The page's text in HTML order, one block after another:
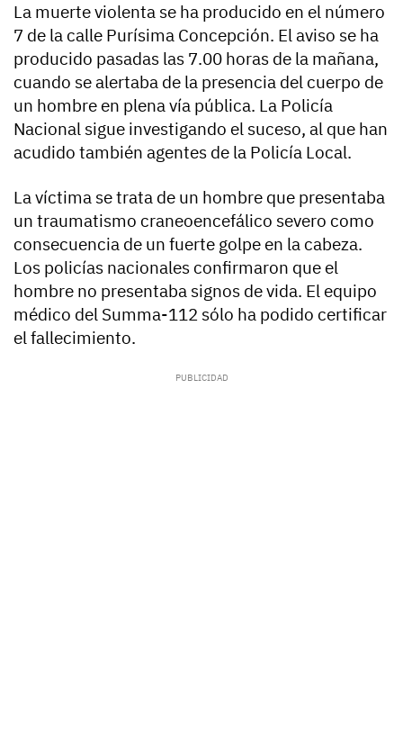
La muerte violenta se ha producido en el número
7 de la calle Purísima Concepción. El aviso se ha
producido pasadas las 7.00 horas de la mañana,
cuando se alertaba de la presencia del cuerpo de
un hombre en plena vía pública. La Policía
Nacional sigue investigando el suceso, al que han
acudido también agentes de la Policía Local.
La víctima se trata de un hombre que presentaba
un traumatismo craneoencefálico severo como
consecuencia de un fuerte golpe en la cabeza.
Los policías nacionales confirmaron que el
hombre no presentaba signos de vida. El equipo
médico del Summa-112 sólo ha podido certificar
el fallecimiento.